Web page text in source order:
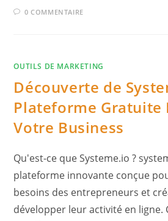
0 COMMENTAIRE
OUTILS DE MARKETING
Découverte de
Plateforme Gratuite
Votre Business
Qu'est-ce que Systeme.io ?
plateforme innovante conçue
besoins des entrepreneurs et
développer leur activité en ligne.